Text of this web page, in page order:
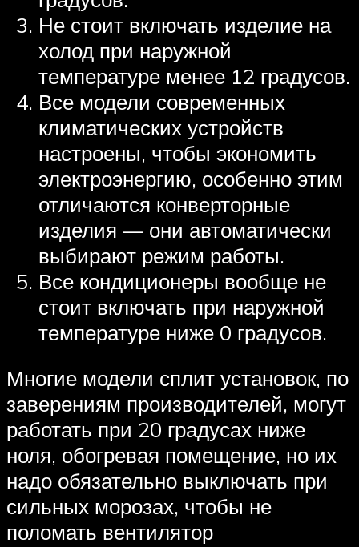
Не стоит включать изделие на
холод при наружной
температуре менее 12 градусов.
Все модели современных
климатических устройств
настроены, чтобы экономить
электроэнергию, особенно этим
отличаются конверторные
изделия — они автоматически
выбирают режим работы.
Все кондиционеры вообще не
стоит включать при наружной
температуре ниже 0 градусов.
Многие модели сплит установок, по
заверениям производителей, могут
работать при 20 градусах ниже
ноля, обогревая помещение, но их
надо обязательно выключать при
сильных морозах, чтобы не
поломать вентилятор